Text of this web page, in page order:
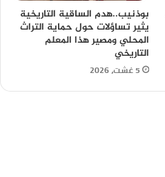
بوذنيب..هدم الساقية التاريخية
يثير تساؤلات حول حماية التراث
المحلي ومصير هذا المعلم
التاريخي
5 غشت، 2026